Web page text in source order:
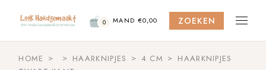
content
0 MAND €0,00 ZOEKEN
HOME HAARKNIPJES 4 CM
HAARKNIPJES